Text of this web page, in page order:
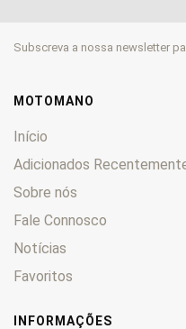
CMX 0
CR 0
CRF
CRM 0
CTX
CX 0
CY
DAX
Derapage
Subscreva a nossa newsletter
MOTOMANO
Início
Adicionados
Sobre nós
Fale Connosco
Notícias
Favoritos
INFORMAÇÕES